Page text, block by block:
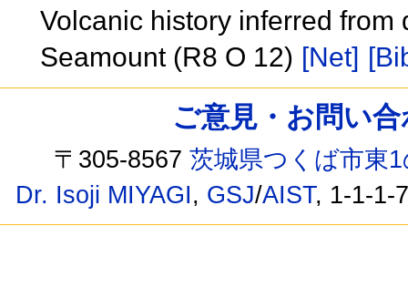
Volcanic history inferred
Seamount (R8 O 12) [Net]
ご意見・お問い
〒305-8567茨城県つくば市東
Dr. Isoji MIYAGI, GSJ/AIST, 1-1-1-